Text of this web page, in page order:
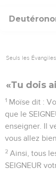
Seuls les
«Tu dois
1 Moïse dit :
que le
enseigner. Il
vous allez
2 Ainsi, tous
SEIGNEUR